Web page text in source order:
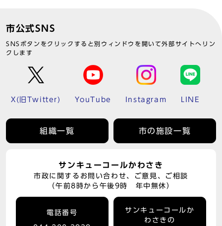
市公式SNS
SNSボタンをクリックすると別ウィンドウを開いて外部サイトへリン
クします
X(旧Twitter) YouTube Instagram LINE
組織一覧 市の施設一覧
サンキューコールかわさき
市政に関するお問い合わせ、ご意見、ご相談
（午前8時から午後9時 年中無休）
電話番号
サンキューコールか
わさきの